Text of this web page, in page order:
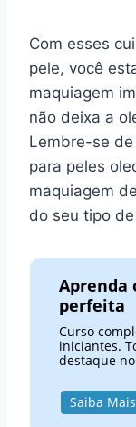
Com esses
pele, você
maquiagem
não deixa a
Lembre-se
para peles
maquiagem
do seu tipo
Aprenda
perfeita
Curso
iniciantes.
destaque
Saiba Mais